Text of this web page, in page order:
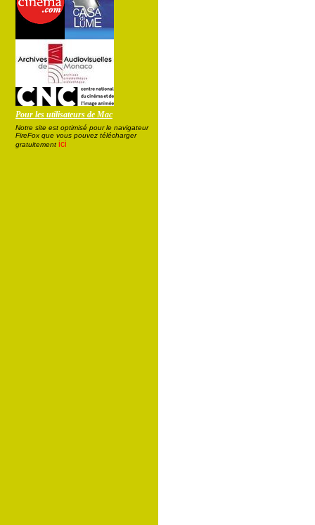
Pour les utilisateurs de Mac
Notre site est optimisé pour le navigateur
FireFox que vous pouvez télécharger
gratuitement ici